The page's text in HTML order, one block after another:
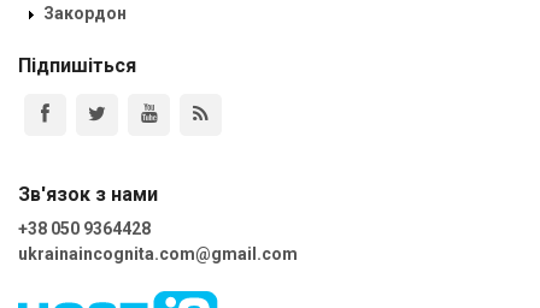
Закордон
Підпишіться
Зв'язок з нами
+38 050 9364428
ukrainaincognita.com@gmail.com